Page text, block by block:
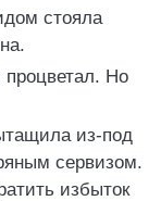
стояла
Но
из-под
сервизом.
избыток